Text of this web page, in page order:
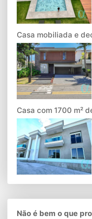
Casa mobiliada e
Casa com 1700 m²
Não é bem o que